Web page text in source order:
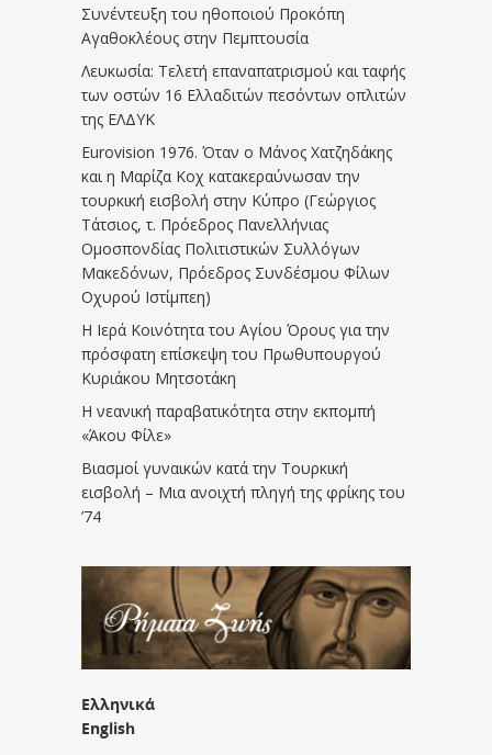
Συνέντευξη του ηθοποιού Προκόπη
Αγαθοκλέους στην Πεμπτουσία
Λευκωσία: Τελετή επαναπατρισμού και ταφής
των οστών 16 Ελλαδιτών πεσόντων οπλιτών
της ΕΛΔΥΚ
Eurovision 1976. Όταν ο Μάνος Χατζηδάκης
και η Μαρίζα Κοχ κατακεραύνωσαν την
τουρκική εισβολή στην Κύπρο (Γεώργιος
Τάτσιος, τ. Πρόεδρος Πανελλήνιας
Ομοσπονδίας Πολιτιστικών Συλλόγων
Μακεδόνων, Πρόεδρος Συνδέσμου Φίλων
Οχυρού Ιστίμπεη)
Η Ιερά Κοινότητα του Αγίου Όρους για την
πρόσφατη επίσκεψη του Πρωθυπουργού
Κυριάκου Μητσοτάκη
Η νεανική παραβατικότητα στην εκπομπή
«Άκου Φίλε»
Βιασμοί γυναικών κατά την Τουρκική
εισβολή – Μια ανοιχτή πληγή της φρίκης του
’74
Ελληνικά
English